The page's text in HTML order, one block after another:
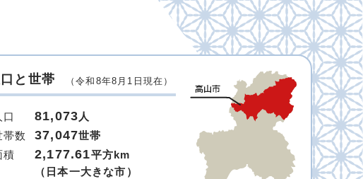
と世帯 （令和8年8月1日現在）
口 81,073 人
帯数
37,047世帯
積
2,177.61平方km
（日本一大きな市）